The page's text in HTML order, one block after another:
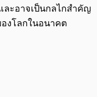
ละอาจเป็นกลไกสำคัญ
งโลกในอนาคต